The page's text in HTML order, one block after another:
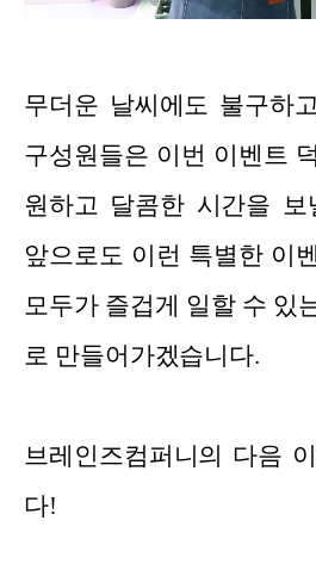
무더운 날씨에도 불구하
구성원들은 이번 이벤트
원하고 달콤한 시간을 보
앞으로도 이런 특별한 이
모두가 즐겁게 일할 수 있
로 만들어가겠습니다.
브레인즈컴퍼니의 다음
다!